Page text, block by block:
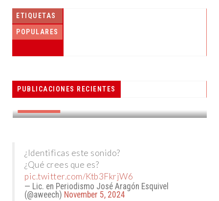
ETIQUETAS
POPULARES
PUBLICACIONES RECIENTES
PESCADORES RECIBEN EQUIPO DE
RADIOCOMUNICACIÓN
¿Identificas este sonido?
¿Qué crees que es?
pic.twitter.com/Ktb3FkrjW6
— Lic. en Periodismo José Aragón Esquivel
(@aweech) November 5, 2024